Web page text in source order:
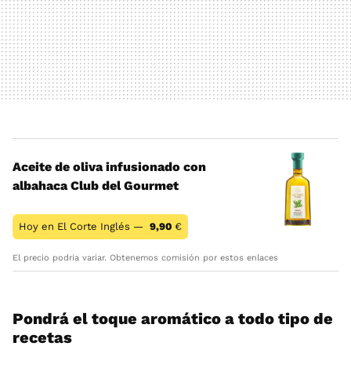
Aceite de oliva infusionado con
albahaca Club del Gourmet
Hoy en El Corte Inglés — 9,90 €
El precio podría variar. Obtenemos comisión por estos enlaces
Pondrá el toque aromático a todo tipo de
recetas